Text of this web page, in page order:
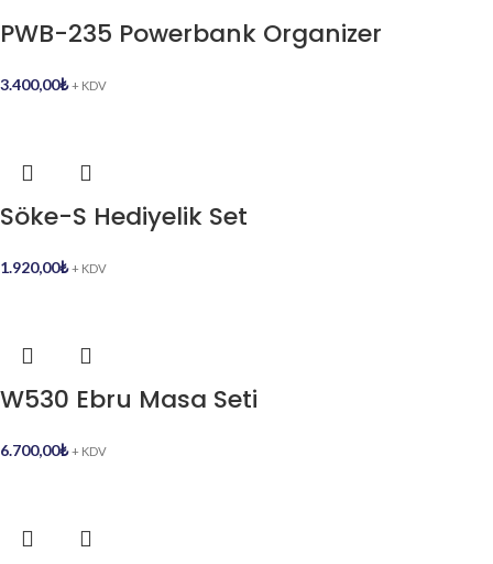
PWB-235 Powerbank Organizer
3.400,00₺ + KDV
Söke-S Hediyelik Set
1.920,00₺ + KDV
W530 Ebru Masa Seti
6.700,00₺ + KDV